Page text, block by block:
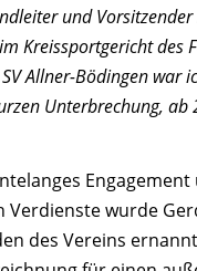
und Vorsitzender
Kreissportgericht des
Allner-Bödingen war
Unterbrechung, ab
Engagement
Verdienste wurde
des Vereins